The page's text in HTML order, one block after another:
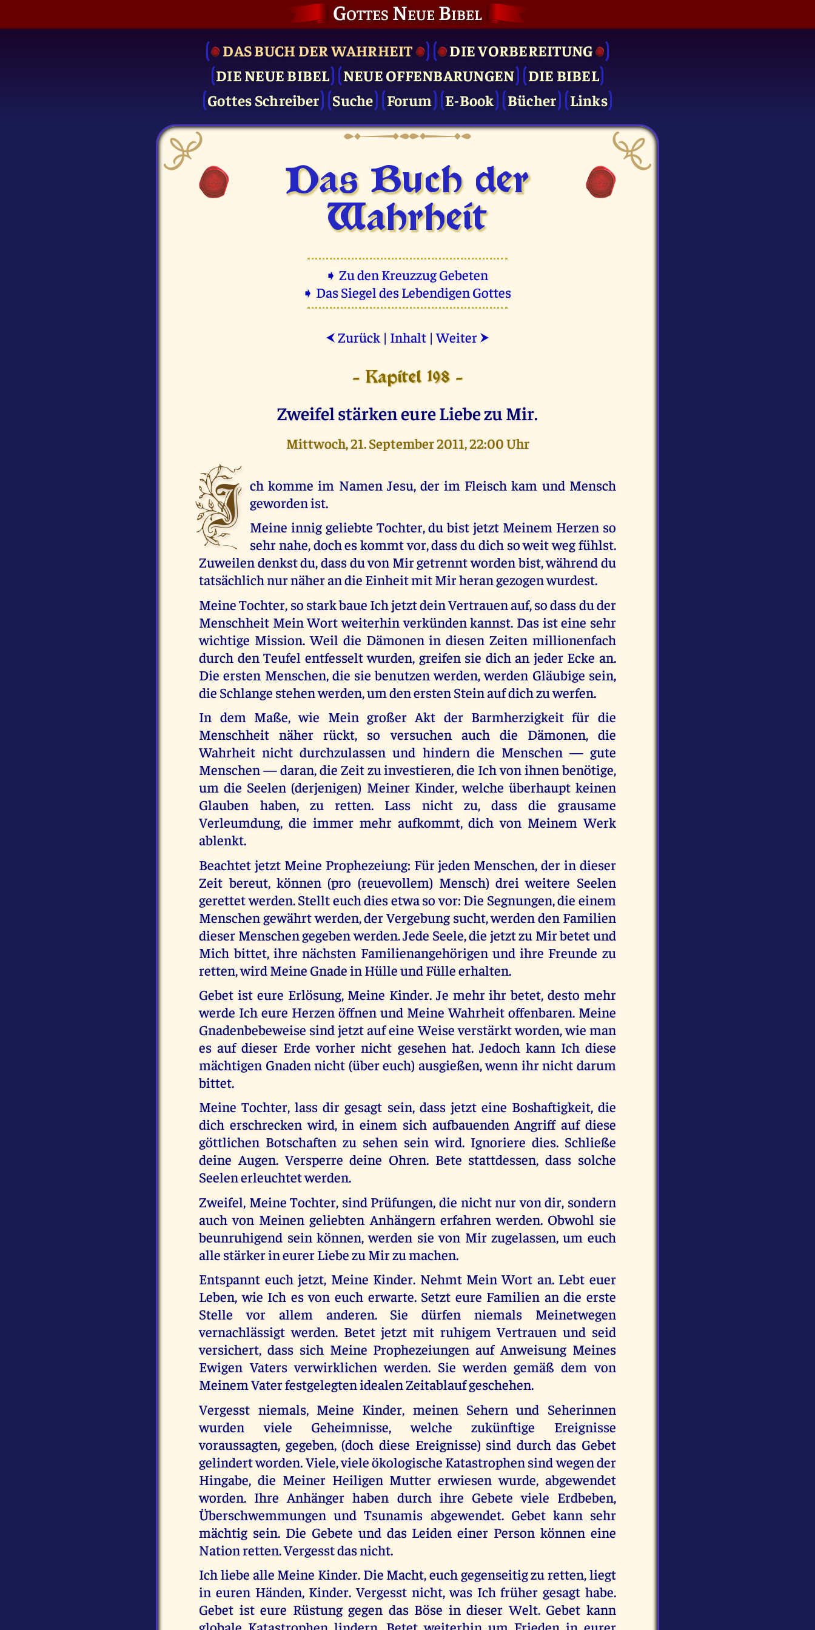
Gottes Neue Bibel
DAS BUCH DER WAHRHEIT
DIE VOR­BEREITUNG
DIE NEUE BIBEL
NEUE OFFENBARUNGEN
DIE BIBEL
Gottes Schreiber
Suche Forum E-Book Bücher Links
Das Buch der
Wahrheit
➧ Zu den Kreuzzug Gebeten
➧ Das Siegel des Lebendigen Gottes
⮜ Zurück | Inhalt |Weiter ⮞
- Kapitel 198 -
Zweifel stärken eure Liebe zu Mir.
Mittwoch, 21. September 2011, 22:00 Uhr
I ch komme im Namen Jesu, der im Fleisch kam und Mensch
geworden ist.
Meine innig geliebte Tochter, du bist jetzt Meinem Herzen so
sehr nahe, doch es kommt vor, dass du dich so weit weg fühlst.
Zuweilen denkst du, dass du von Mir getrennt worden bist, während du
tatsächlich nur näher an die Einheit mit Mir heran gezogen wurdest.
Meine Tochter, so stark baue Ich jetzt dein Vertrauen auf, so dass du der
Menschheit Mein Wort weiterhin verkünden kannst. Das ist eine sehr
wichtige Mission. Weil die Dämonen in diesen Zeiten millionenfach
durch den Teufel entfesselt wurden, greifen sie dich an jeder Ecke an.
Die ersten Menschen, die sie benutzen werden, werden Gläubige sein,
die Schlange stehen werden, um den ersten Stein auf dich zu werfen.
In dem Maße, wie Mein großer Akt der Barmherzigkeit für die
Menschheit näher rückt, so versuchen auch die Dämonen, die
Wahrheit nicht durchzulassen und hindern die Menschen — gute
Menschen — daran, die Zeit zu investieren, die Ich von ihnen benötige,
um die Seelen (derjenigen) Meiner Kinder, welche überhaupt keinen
Glauben haben, zu retten. Lass nicht zu, dass die grausame
Verleumdung, die immer mehr aufkommt, dich von Meinem Werk
ablenkt.
Beachtet jetzt Meine Prophezeiung: Für jeden Menschen, der in dieser
Zeit bereut, können (pro (reuevollem) Mensch) drei weitere Seelen
gerettet werden. Stellt euch dies etwa so vor: Die Segnungen, die einem
Menschen gewährt werden, der Vergebung sucht, werden den Familien
dieser Menschen gegeben werden. Jede Seele, die jetzt zu Mir betet und
Mich bittet, ihre nächsten Familienangehörigen und ihre Freunde zu
retten, wird Meine Gnade in Hülle und Fülle erhalten.
Gebet ist eure Erlösung, Meine Kinder. Je mehr ihr betet, desto mehr
werde Ich eure Herzen öffnen und Meine Wahrheit offenbaren. Meine
Gnadenbebeweise sind jetzt auf eine Weise verstärkt worden, wie man
es auf dieser Erde vorher nicht gesehen hat. Jedoch kann Ich diese
mächtigen Gnaden nicht (über euch) ausgießen, wenn ihr nicht darum
bittet.
Meine Tochter, lass dir gesagt sein, dass jetzt eine Boshaftigkeit, die
dich erschrecken wird, in einem sich aufbauenden Angriff auf diese
göttlichen Botschaften zu sehen sein wird. Ignoriere dies. Schließe
deine Augen. Versperre deine Ohren. Bete stattdessen, dass solche
Seelen erleuchtet werden.
Zweifel, Meine Tochter, sind Prüfungen, die nicht nur von dir, sondern
auch von Meinen geliebten Anhängern erfahren werden. Obwohl sie
beunruhigend sein können, werden sie von Mir zugelassen, um euch
alle stärker in eurer Liebe zu Mir zu machen.
Entspannt euch jetzt, Meine Kinder. Nehmt Mein Wort an. Lebt euer
Leben, wie Ich es von euch erwarte. Setzt eure Familien an die erste
Stelle vor allem anderen. Sie dürfen niemals Meinetwegen
vernachlässigt werden. Betet jetzt mit ruhigem Vertrauen und seid
versichert, dass sich Meine Prophezeiungen auf Anweisung Meines
Ewigen Vaters verwirklichen werden. Sie werden gemäß dem von
Meinem Vater festgelegten idealen Zeitablauf geschehen.
Vergesst niemals, Meine Kinder, meinen Sehern und Seherinnen
wurden viele Geheimnisse, welche zukünftige Ereignisse
voraussagten, gegeben, (doch diese Ereignisse) sind durch das Gebet
gelindert worden. Viele, viele ökologische Katastrophen sind wegen der
Hingabe, die Meiner Heiligen Mutter erwiesen wurde, abgewendet
worden. Ihre Anhänger haben durch ihre Gebete viele Erdbeben,
Überschwemmungen und Tsunamis abgewendet. Gebet kann sehr
mächtig sein. Die Gebete und das Leiden einer Person können eine
Nation retten. Vergesst das nicht.
Ich liebe alle Meine Kinder. Die Macht, euch gegenseitig zu retten, liegt
in euren Händen, Kinder. Vergesst nicht, was Ich früher gesagt habe.
Gebet ist eure Rüstung gegen das Böse in dieser Welt. Gebet kann